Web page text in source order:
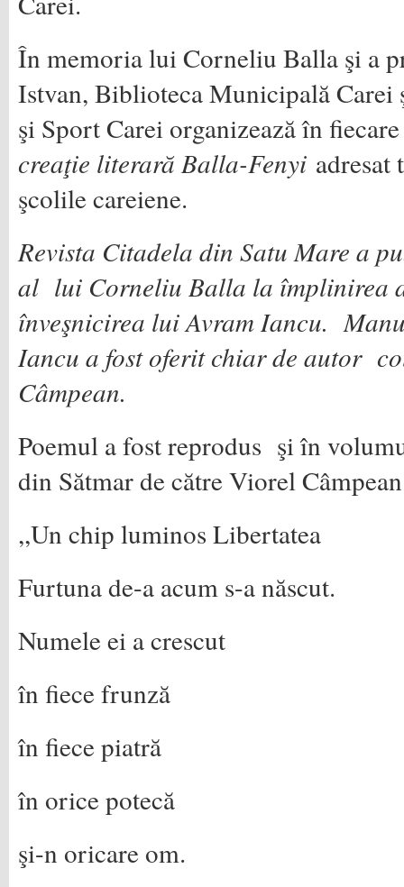
În memoria lui Corneliu Balla şi a
Istvan, Biblioteca Municipală Carei
şi Sport Carei organizează în
creaţie literară Balla-Fenyi
şcolile careiene.
Revista Citadela din Satu Mare a
al lui Corneliu Balla la împlinirea
înveşnicirea lui Avram Iancu.
Iancu a fost oferit chiar de autor
Câmpean.
Poemul a fost reprodus şi în
din Sătmar de către Viorel
,,Un chip luminos Libertatea
Furtuna de-a acum s-a născut.
Numele ei a crescut
în fiece frunză
în fiece piatră
în orice potecă
şi-n oricare om.